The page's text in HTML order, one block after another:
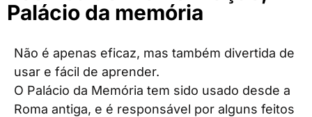
Palácio da memória
Não é apenas eficaz, mas também divertida de
usar e fácil de aprender.
O Palácio da Memória tem sido usado desde a
Roma antiga, e é responsável por alguns feitos